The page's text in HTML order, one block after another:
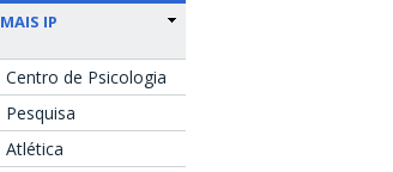
MAIS IP
Centro de Psicologia
Pesquisa
Atlética